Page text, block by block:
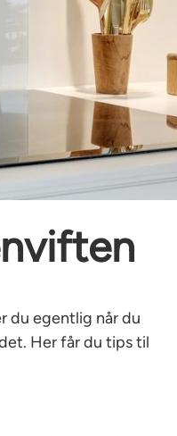
du egentlig når du
Her får du tips til